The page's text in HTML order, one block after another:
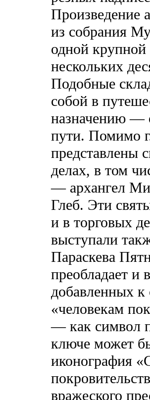
Произведение
из собрания
одной крупной
нескольких
Подобные
собой в
назначению —
пути. Помимо
представлены
делах, в том
— архангел
Глеб. Эти
и в торговых
выступали
Параскева
преобладает и
добавленных
«человекам
— как символ
ключе может
иконография
вражеского